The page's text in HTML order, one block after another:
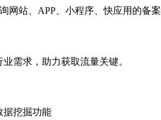
网站、APP、小程序、快应用的备
需求，助力获取流量关键。
据挖掘功能